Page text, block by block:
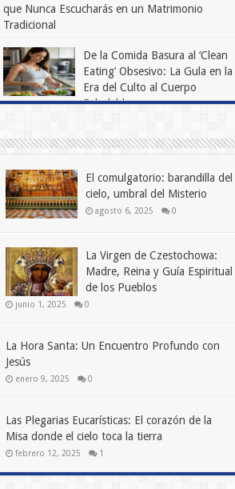
que Nunca Escucharás en un Matrimonio
Tradicional
De la Comida Basura al ‘Clean
Eating’ Obsesivo: La Gula en la
Era del Culto al Cuerpo
Saludable
El comulgatorio: barandilla del
cielo, umbral del Misterio
agosto 6, 2025 0
La Virgen de Czestochowa:
Madre, Reina y Guía Espiritual
de los Pueblos
junio 1, 2025 0
La Hora Santa: Un Encuentro Profundo con
Jesús
enero 9, 2025 0
Las Plegarias Eucarísticas: El corazón de la
Misa donde el cielo toca la tierra
febrero 12, 2025 1